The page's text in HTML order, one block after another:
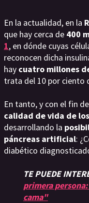
En la actualidad, en la
que hay cerca de 400
1, en dónde cuyas
reconocen dicha
hay cuatro millones
trata del 10 por ciento
En tanto, y con el fin de
calidad de vida de
desarrollando la
páncreas artificial:
diabético
TE PUEDE
primera
cama"